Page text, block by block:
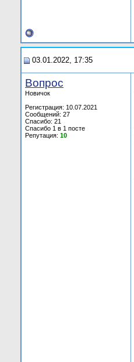
03.01.2022, 17:35
Вопрос
Новичок
Регистрация: 10.07.2021
Сообщений: 27
Спасибо: 21
Спасибо 1 в 1 посте
Репутация: 10